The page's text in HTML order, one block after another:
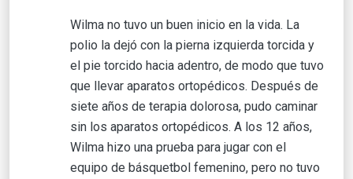
Wilma no tuvo un buen inicio en la vida. La
polio la dejó con la pierna izquierda torcida y
el pie torcido hacia adentro, de modo que tuvo
que llevar aparatos ortopédicos. Después de
siete años de terapia dolorosa, pudo caminar
sin los aparatos ortopédicos. A los 12 años,
Wilma hizo una prueba para jugar con el
equipo de básquetbol femenino, pero no tuvo